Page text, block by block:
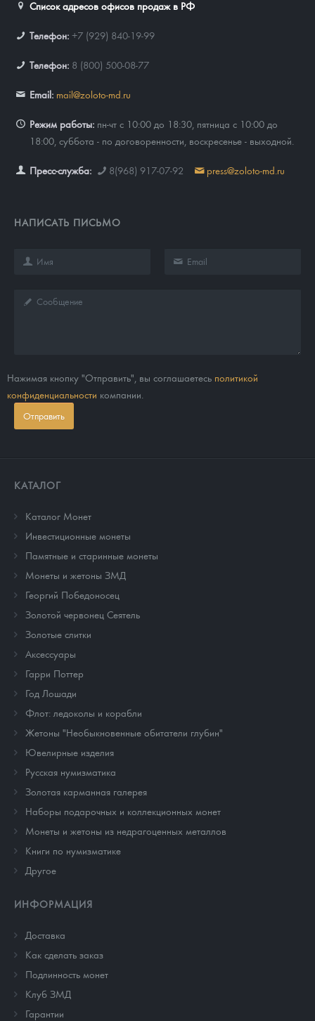
Список адресов офисов продаж в РФ
Телефон: +7 (929) 840-19-99
Телефон: 8 (800) 500-08-77
Email: mail@zoloto-md.ru
Режим работы: пн-чт с 10:00 до 18:30, пятница с 10:00 до
18:00, суббота - по договоренности, воскресенье - выходной.
Пресс-служба: 8(968) 917-07-92 press@zoloto-md.ru
НАПИСАТЬ ПИСЬМО
Нажимая кнопку "Отправить", вы соглашаетесь политикой
конфиденциальности компании.
Отправить
КАТАЛОГ
Каталог Монет
Инвестиционные монеты
Памятные и старинные монеты
Монеты и жетоны ЗМД
Георгий Победоносец
Золотой червонец Сеятель
Золотые слитки
Аксессуары
Гарри Поттер
Год Лошади
Флот: ледоколы и корабли
Жетоны "Необыкновенные обитатели глубин"
Ювелирные изделия
Русская нумизматика
Золотая карманная галерея
Наборы подарочных и коллекционных монет
Монеты и жетоны из недрагоценных металлов
Книги по нумизматике
Другое
ИНФОРМАЦИЯ
Доставка
Как сделать заказ
Подлинность монет
Клуб ЗМД
Гарантии